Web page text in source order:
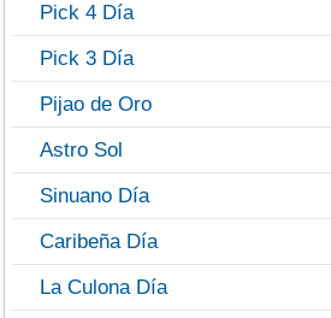
Pick 4 Día
Pick 3 Día
Pijao de Oro
Astro Sol
Sinuano Día
Caribeña Día
La Culona Día